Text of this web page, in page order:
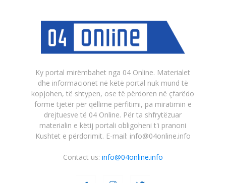
Ky portal mirëmbahet nga 04 Online. Materialet
dhe informacionet në këtë portal nuk mund të
kopjohen, të shtypen, ose të përdoren në çfarëdo
forme tjetër për qëllime përfitimi, pa miratimin e
drejtuesve të 04 Online. Për ta shfrytëzuar
materialin e këtij portali obligoheni t'i pranoni
Kushtet e përdorimit. E-mail: info@04online.info
Contact us: info@04online.info